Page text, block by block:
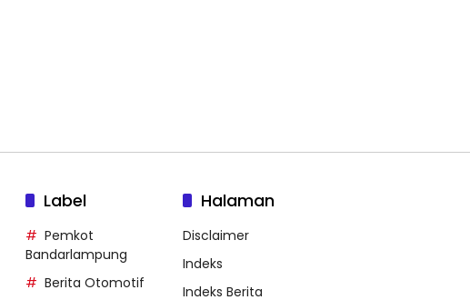
Label
Pemkot
Bandarlampung
Berita Otomotif
Halaman
Disclaimer
Indeks
Indeks Berita